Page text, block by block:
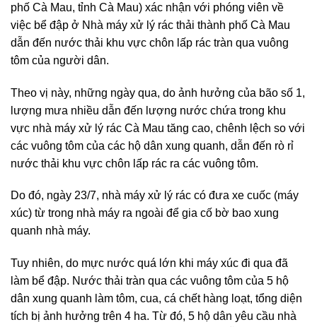
phố Cà Mau, tỉnh Cà Mau) xác nhận với phóng viên về
việc bể đập ở Nhà máy xử lý rác thải thành phố Cà Mau
dẫn đến nước thải khu vực chôn lấp rác tràn qua vuông
tôm của người dân.
Theo vị này, những ngày qua, do ảnh hưởng của bão số 1,
lượng mưa nhiều dẫn đến lượng nước chứa trong khu
vực nhà máy xử lý rác Cà Mau tăng cao, chênh lệch so với
các vuông tôm của các hộ dân xung quanh, dẫn đến rò rỉ
nước thải khu vực chôn lấp rác ra các vuông tôm.
Do đó, ngày 23/7, nhà máy xử lý rác có đưa xe cuốc (máy
xúc) từ trong nhà máy ra ngoài để gia cố bờ bao xung
quanh nhà máy.
Tuy nhiên, do mực nước quá lớn khi máy xúc đi qua đã
làm bể đập. Nước thải tràn qua các vuông tôm của 5 hộ
dân xung quanh làm tôm, cua, cá chết hàng loạt, tổng diện
tích bị ảnh hưởng trên 4 ha. Từ đó, 5 hộ dân yêu cầu nhà